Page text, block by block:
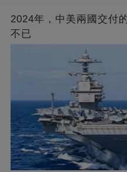
2024年，中美兩國交付
不已